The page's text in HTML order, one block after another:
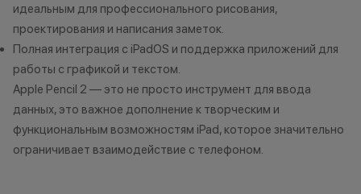
нарушение правил акции, иные
обоснованные причины).
•Организатор (продавец) на свое
усмотрение имеет право
изменить условия акции в
одностороннем порядке.
идеальным для профессионального рисования,
проектирования и написания заметок.
Полная интеграция с iPadOS и поддержка приложений для
работы с графикой и текстом.
Apple Pencil 2 — это не просто инструмент для ввода
данных, это важное дополнение к творческим и
функциональным возможностям iPad, которое значительно
ограничивает взаимодействие с телефоном.